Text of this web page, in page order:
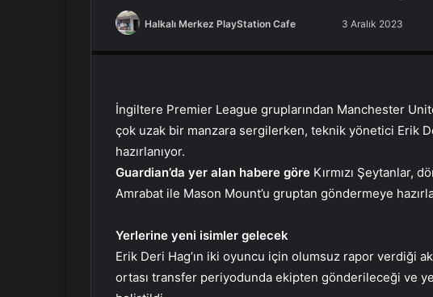
Halkalı Merkez PlayStation Cafe
X t
a
n
d
3 Aralık 2023
İngiltere Premier League gruplarından Manchester
çok uzak bir manzara sergilerken, teknik yönetici Erik
hazırlanıyor.
Guardian’da yer alan habere göre Kırmızı Şeytanlar,
Amrabat ile Mason Mount’u gruptan göndermeye
Yerlerine yeni isimler gelecek
Erik Deri Hag’ın iki oyuncu için olumsuz rapor verdiği
ortası transfer periyodunda ekipten gönderileceği ve